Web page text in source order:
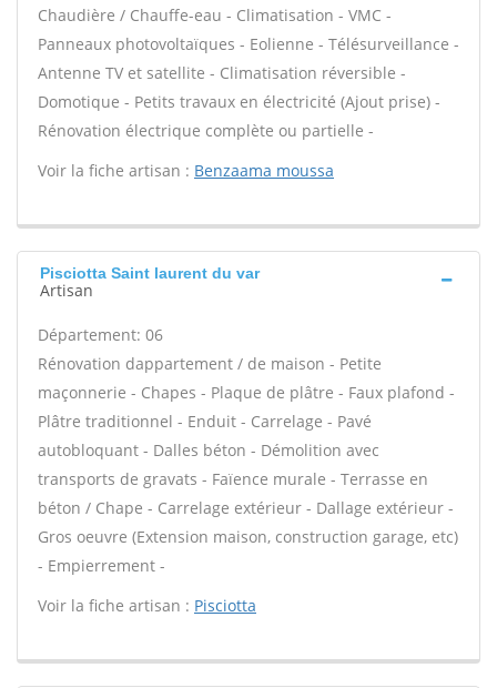
Chaudière / Chauffe-eau - Climatisation - VMC -
Panneaux photovoltaïques - Eolienne - Télésurveillance -
Antenne TV et satellite - Climatisation réversible -
Domotique - Petits travaux en électricité (Ajout prise) -
Rénovation électrique complète ou partielle -
Voir la fiche artisan : Benzaama moussa
Pisciotta Saint laurent du var
Artisan
Département: 06
Rénovation dappartement / de maison - Petite
maçonnerie - Chapes - Plaque de plâtre - Faux plafond -
Plâtre traditionnel - Enduit - Carrelage - Pavé
autobloquant - Dalles béton - Démolition avec
transports de gravats - Faïence murale - Terrasse en
béton / Chape - Carrelage extérieur - Dallage extérieur -
Gros oeuvre (Extension maison, construction garage, etc)
- Empierrement -
Voir la fiche artisan : Pisciotta